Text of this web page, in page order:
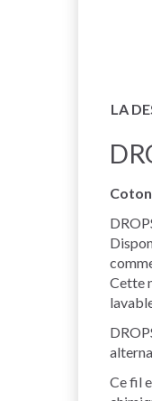
LA
Cette
Ce fil